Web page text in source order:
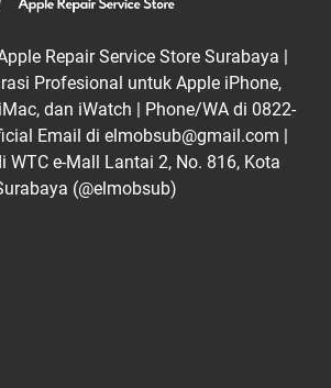
Repair Service Store Surabaya |
Profesional untuk Apple iPhone,
dan iWatch | Phone/WA di 0822-
Email di elmobsub@gmail.com |
WTC e-Mall Lantai 2, No. 816, Kota
(@elmobsub)